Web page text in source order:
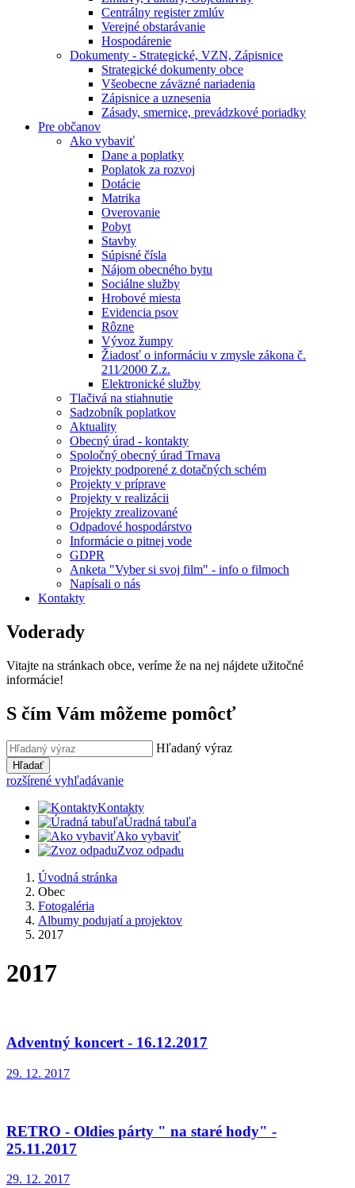
Centrálny register zmlúv
Verejné obstarávanie
Hospodárenie
Dokumenty - Strategické, VZN, Zápisnice
Strategické dokumenty obce
Všeobecne záväzné nariadenia
Zápisnice a uznesenia
Zásady, smernice, prevádzkové poriadky
Pre občanov
Ako vybaviť
Dane a poplatky
Poplatok za rozvoj
Dotácie
Matrika
Overovanie
Pobyt
Stavby
Súpisné čísla
Nájom obecného bytu
Sociálne služby
Hrobové miesta
Evidencia psov
Rôzne
Vývoz žumpy
Žiadosť o informáciu v zmysle zákona č.
211⁄2000 Z.z.
Elektronické služby
Tlačivá na stiahnutie
Sadzobník poplatkov
Aktuality
Obecný úrad - kontakty
Spoločný obecný úrad Trnava
Projekty podporené z dotačných schém
Projekty v príprave
Projekty v realizácii
Projekty zrealizované
Odpadové hospodárstvo
Informácie o pitnej vode
GDPR
Anketa "Vyber si svoj film" - info o filmoch
Napísali o nás
Kontakty
Voderady
Vitajte na stránkach obce, veríme že na nej nájdete užitočné
informácie!
S čím Vám môžeme pomôcť
Hľadaný výraz
Hľadať
rozšírené vyhľadávanie
Kontakty
Úradná tabuľa
Ako vybaviť
Zvoz odpadu
Úvodná stránka
Obec
Fotogaléria
Albumy podujatí a projektov
2017
2017
Adventný koncert - 16.12.2017
29. 12. 2017
RETRO - Oldies párty " na staré hody" -
25.11.2017
29. 12. 2017